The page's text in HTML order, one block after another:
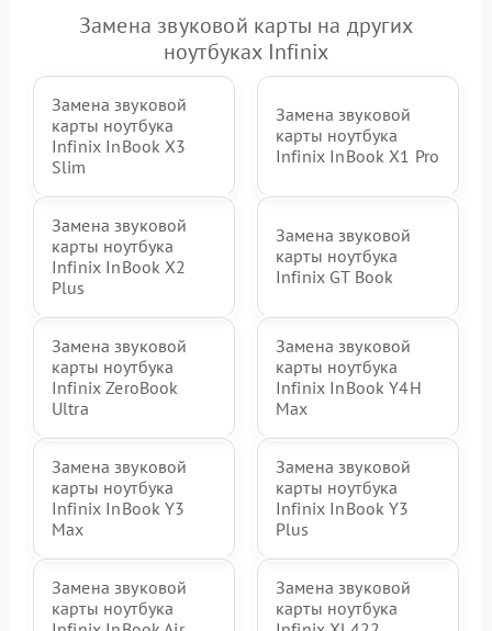
Замена звуковой карты на других
ноутбуках Infinix
Замена звуковой
карты ноутбука
Infinix InBook X3
Slim
Замена звуковой
карты ноутбука
Infinix InBook X1 Pro
Замена звуковой
карты ноутбука
Infinix InBook X2
Plus
Замена звуковой
карты ноутбука
Infinix GT Book
Замена звуковой
карты ноутбука
Infinix ZeroBook
Ultra
Замена звуковой
карты ноутбука
Infinix InBook Y4H
Max
Замена звуковой
карты ноутбука
Infinix InBook Y3
Max
Замена звуковой
карты ноутбука
Infinix InBook Y3
Plus
Замена звуковой
карты ноутбука
Замена звуковой
карты ноутбука